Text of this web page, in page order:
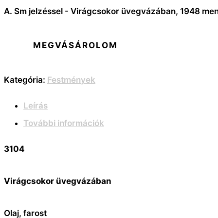
A. Sm jelzéssel - Virágcsokor üvegvázában, 1948
MEGVÁSÁROLOM
Kategória: Festmények
Leírás
További információk
3104
Virágcsokor üvegvázában
Olaj, farost